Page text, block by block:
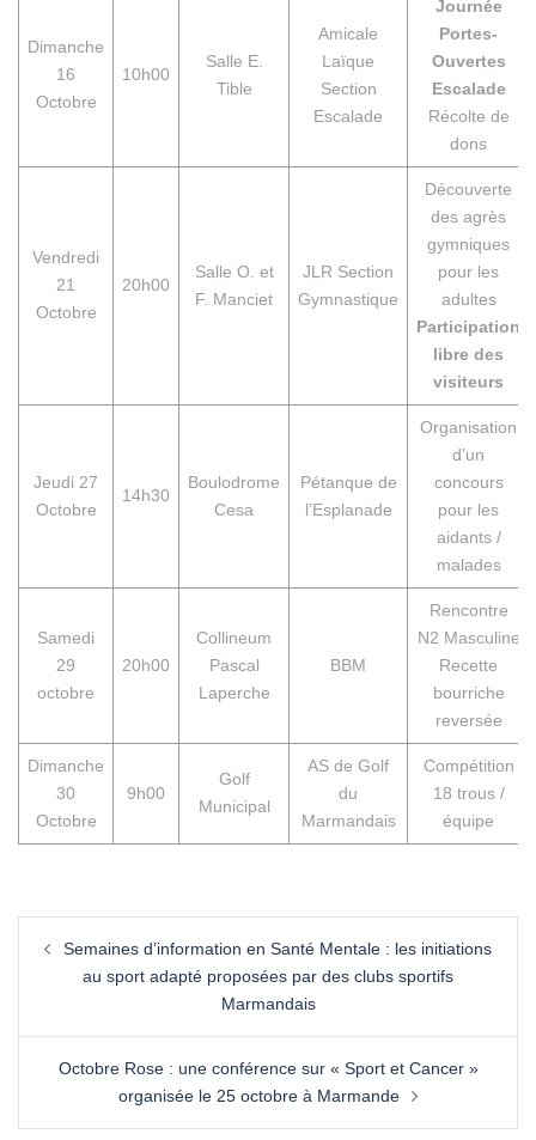
Dimanche
16
Octobre
10h00
Salle E.
Tible
Amicale
Laïque
Section
Escalade
Journée
Portes-
Ouvertes
Escalade
Récolte de
dons
Vendredi
21
Octobre
20h00
Salle O. et
F. Manciet
JLR Section
Gymnastique
Découverte
des agrès
gymniques
pour les
adultes
Participation
libre des
visiteurs
Jeudi 27
Octobre
14h30
Boulodrome
Cesa
Pétanque de
l’Esplanade
Organisation
d’un
concours
pour les
aidants /
malades
Samedi
29
octobre
20h00
Collineum
Pascal
Laperche
BBM
Rencontre
N2 Masculine
Recette
bourriche
reversée
Dimanche
30
Octobre
9h00
Golf
Municipal
AS de Golf
du
Marmandais
Compétition
18 trous /
équipe
Semaines d’information en Santé Mentale : les initiations
au sport adapté proposées par des clubs sportifs
Marmandais
Octobre Rose : une conférence sur « Sport et Cancer »
organisée le 25 octobre à Marmande